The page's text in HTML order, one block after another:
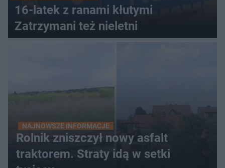
16-latek z ranami kłutymi
Zatrzymani też nieletni
NAJNOWSZE INFORMACJE
Rolnik zniszczył nowy asfalt
traktorem. Straty idą w setki